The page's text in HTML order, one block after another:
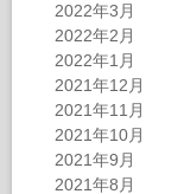
2022年3月
2022年2月
2022年1月
2021年12月
2021年11月
2021年10月
2021年9月
2021年8月